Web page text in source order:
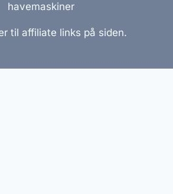
havemaskiner
til affiliate links på siden.